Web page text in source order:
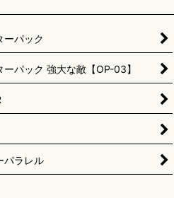
ーパック
ーパック 強大な敵【OP-03】
パラレル